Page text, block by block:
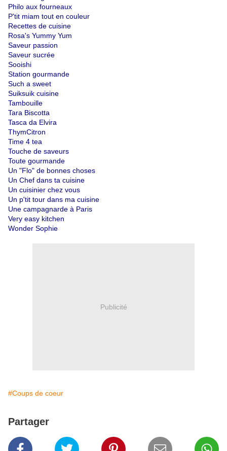
Philo aux fourneaux
P'tit miam tout en couleur
Recettes de cuisine
Rosa's Yummy Yum
Saveur passion
Saveur sucrée
Sooishi
Station gourmande
Such a sweet
Suiksuik cuisine
Tambouille
Tara Biscotta
Tasca da Elvira
ThymCitron
Time 4 tea
Touche de saveurs
Toute gourmande
Un "Flo" de bonnes choses
Un Chef dans ta cuisine
Un cuisinier chez vous
Un p'tit tour dans ma cuisine
Une campagnarde à Paris
Very easy kitchen
Wonder Sophie
Publicité
#Coups de coeur
Partager